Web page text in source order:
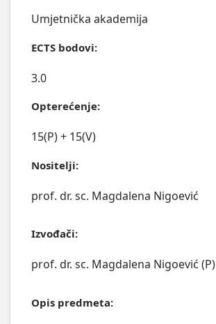
Umjetnička akademija
ECTS bodovi:
3.0
Opterećenje:
15(P) + 15(V)
Nositelji:
prof. dr. sc. Magdalena Nigoević
Izvođači:
prof. dr. sc. Magdalena Nigoević (P)
Opis predmeta: